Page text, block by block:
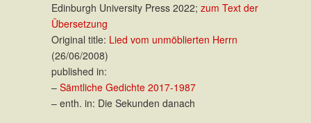
Edinburgh University Press 2022; zum Text der
Übersetzung
Original title: Lied vom unmöblierten Herrn
(26/06/2008)
published in:
– Sämtliche Gedichte 2017-1987
– enth. in: Die Sekunden danach